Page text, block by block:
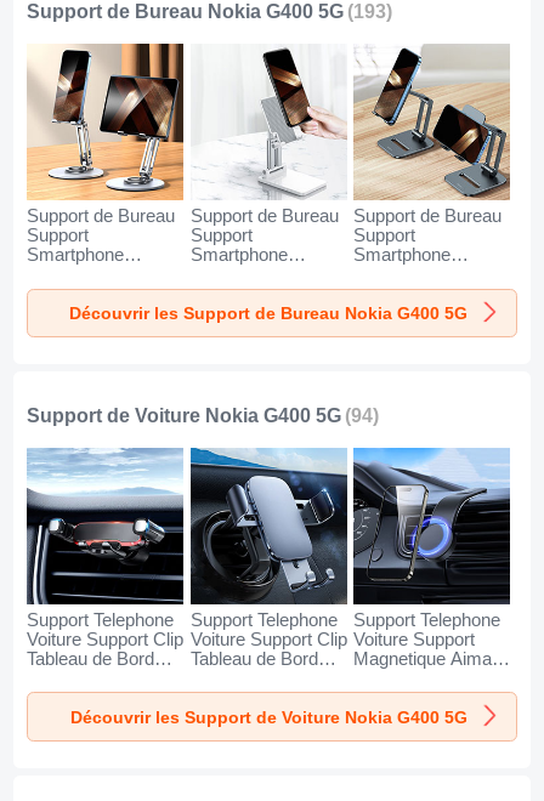
Support de Bureau Nokia G400 5G (193)
Support de Bureau
Support
Smartphone
Nokia G400 5G
Argent
Support de Bureau
Support
Smartphone
Nokia G400 5G
Blanc
Support de Bureau
Support
Smartphone
Nokia G400 5G
Noir
Découvrir les Support de Bureau Nokia G400 5G
Support de Voiture Nokia G400 5G (94)
Support Telephone
Voiture Support Clip
Tableau de Bord
Nokia G400 5G
Support Telephone
Voiture Support Clip
Tableau de Bord
Nokia G400 5G
Noir
Support Telephone
Voiture Support
Magnetique Aimant
Universel BS1 pour
Nokia G400 5G
Noir
Découvrir les Support de Voiture Nokia G400 5G